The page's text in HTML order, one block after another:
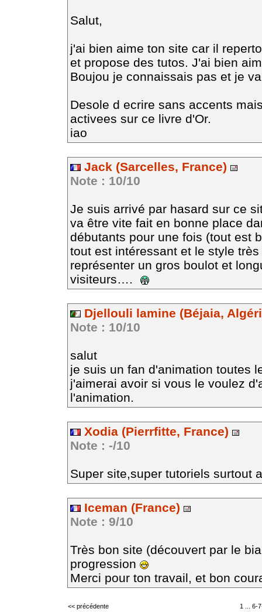
Salut,
j'ai bien aime ton site car il
et propose des tutos. J'ai bien
Boujou je connaissais pas et je
Desole d ecrire sans accents
activees sur ce livre d'Or.
iao
Jack (Sarcelles, France)
Note : 10/10
Je suis arrivé par hasard sur ce
va être vite fait en bonne place
débutants pour une fois (tout est
tout est intéressant et le style
représenter un gros boulot et
visiteurs….
Djellouli lamine (Béjaia,
Note : 10/10
salut
je suis un fan d'animation toutes
j'aimerai avoir si vous le voulez
l'animation.
Xodia (Pierrfitte, France)
Note : -/10
Super site,super tutoriels surtout
Iceman (France)
Note : 9/10
Très bon site (découvert par le
progression
Merci pour ton travail, et bon
<< précédente 1 ...6-7